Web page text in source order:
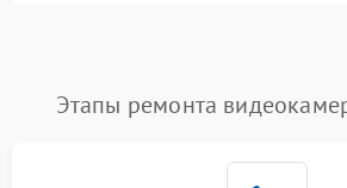
Этапы ремонта